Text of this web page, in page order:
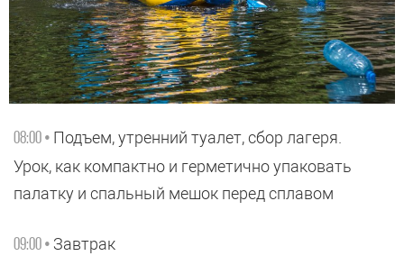
08:00 • Подъем, утренний туалет, сбор лагеря.
Урок, как компактно и герметично упаковать
палатку и спальный мешок перед сплавом
09:00 • Завтрак